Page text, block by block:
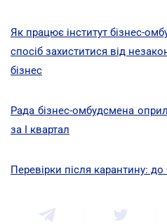
Як працює інститут бізнес-
спосіб захиститися від
бізнес
Рада бізнес-омбудсмена
за I квартал
Перевірки після карантину: до